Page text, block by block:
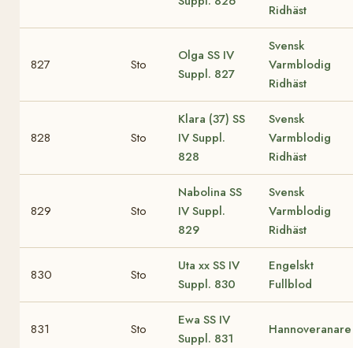
Ridhäst
827 Sto
Olga SS IV
Suppl. 827
Svensk
Varmblodig
Ridhäst
828 Sto
Klara (37) SS
IV Suppl.
828
Svensk
Varmblodig
Ridhäst
829 Sto
Nabolina SS
IV Suppl.
829
Svensk
Varmblodig
Ridhäst
830 Sto
Uta xxSS IV
Suppl. 830
Engelskt
Fullblod
831 Sto
Ewa SS IV
Suppl. 831
Hannoveranare